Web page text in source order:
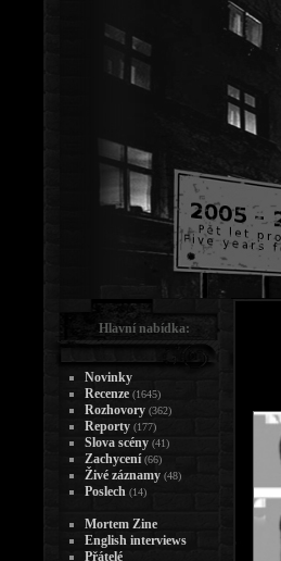
Hlavní nabídka:
Novinky
Recenze (1645)
Rozhovory (362)
Reporty (177)
Slova scény (41)
Zachycení (66)
Živé záznamy (48)
Poslech (14)
Mortem Zine
English interviews
Přátelé